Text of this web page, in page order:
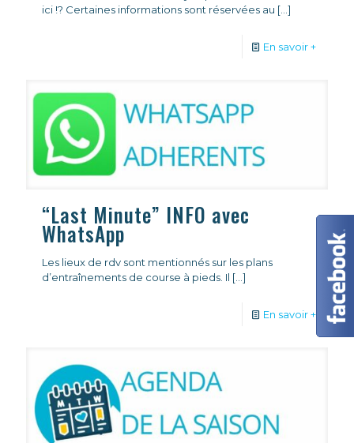
ici !? Certaines informations sont réservées au […]
En savoir +
“Last Minute” INFO avec
WhatsApp
Les lieux de rdv sont mentionnés sur les plans
d’entraînements de course à pieds. Il […]
En savoir +